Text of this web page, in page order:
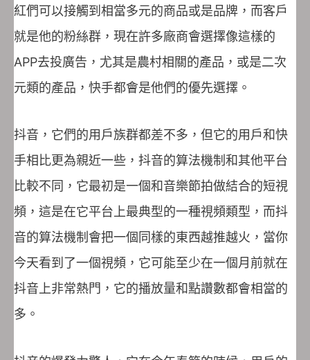
紅們可以接觸到相當多元的商品或是品牌，而客戶
就是他的粉絲群，現在許多廠商會選擇像這樣的
APP去投廣告，尤其是農村相關的產品，或是二次
元類的產品，快手都會是他們的優先選擇。
抖音，它們的用戶族群都差不多，但它的用戶和快
手相比更為親近一些，抖音的算法機制和其他平台
比較不同，它最初是一個和音樂節拍做結合的短視
頻，這是在它平台上最典型的一種視頻類型，而抖
音的算法機制會把一個同樣的東西越推越火，當你
今天看到了一個視頻，它可能至少在一個月前就在
抖音上非常熱門，它的播放量和點讚數都會相當的
多。